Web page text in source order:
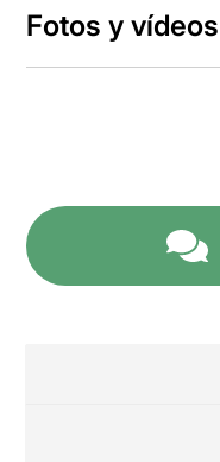
Fotos y vídeos